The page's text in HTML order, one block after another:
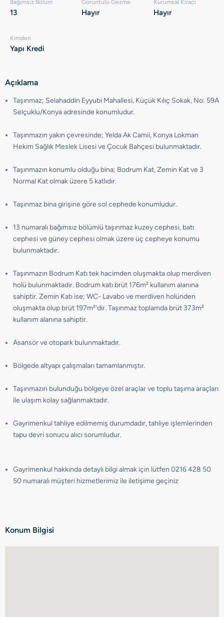
Bağımsız Bölüm
13
Görüntülü Gezme
Hayır
Kurumsal Kiracı
Hayır
Kimden
Yapı Kredi
Açıklama
Taşınmaz; Selahaddin Eyyubi Mahallesi, Küçük Kılıç Sokak, No: 59A
Selçuklu/Konya adresinde konumludur.
Taşınmazın yakın çevresinde; Yelda Ak Camii, Konya Lokman
Hekim Sağlık Meslek Lisesi ve Çocuk Bahçesi bulunmaktadır.
Taşınmazın konumlu olduğu bina; Bodrum Kat, Zemin Kat ve 3
Normal Kat olmak üzere 5 katlıdır.
Taşınmaz bina girişine göre sol cephede konumludur.
13 numaralı bağımsız bölümlü taşınmaz kuzey cephesi, batı
cephesi ve güney cephesi olmak üzere üç cepheye konumu
bulunmaktadır.
Taşınmazın Bodrum Katı tek hacimden oluşmakta olup merdiven
holü bulunmaktadır. Bodrum katı brüt 176m² kullanım alanına
sahiptir. Zemin Katı ise; WC- Lavabo ve merdiven holünden
oluşmakta olup brüt 197m²'dir. Taşınmaz toplamda brüt 373m²
kullanım alanına sahiptir.
Asansör ve otopark bulunmaktadır.
Bölgede altyapı çalışmaları tamamlanmıştır.
Taşınmazın bulunduğu bölgeye özel araçlar ve toplu taşıma araçları
ile ulaşım kolay sağlanmaktadır.
Gayrimenkul tahliye edilmemiş durumdadır, tahliye işlemlerinden
tapu devri sonucu alıcı sorumludur.
Gayrimenkul hakkında detaylı bilgi almak için lütfen 0216 428 50
50 numaralı müşteri hizmetlerimiz ile iletişime geçiniz
Konum Bilgisi